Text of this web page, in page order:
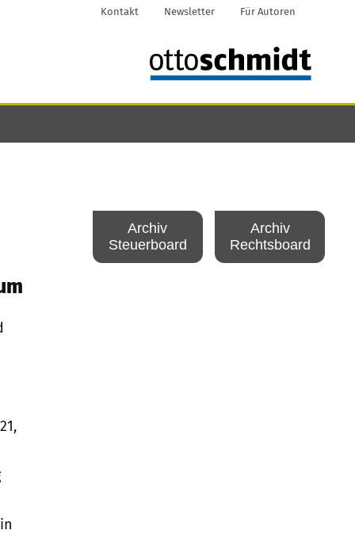
Kontakt Newsletter Für Autoren
Archiv
Steuerboard
Archiv
Rechtsboard